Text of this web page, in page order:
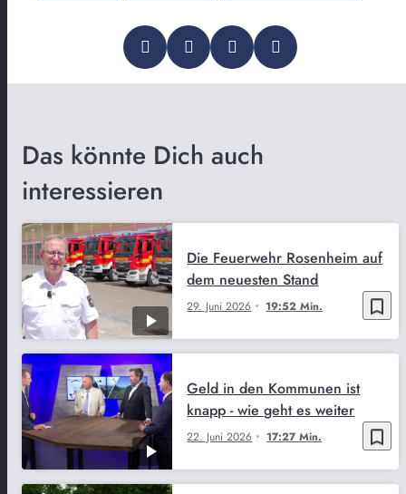
Das könnte Dich auch
interessieren
bookmark_border
29. Juni 2026 19:52 Min.
Die Feuerwehr Rosenheim auf
dem neuesten Stand
bookmark_border
22. Juni 2026 17:27 Min.
Geld in den Kommunen ist
knapp - wie geht es weiter